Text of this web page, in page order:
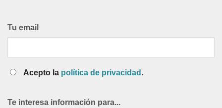
Tu email
Acepto la política de privacidad .
Te interesa información para...